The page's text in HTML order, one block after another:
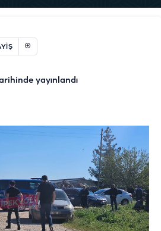
yayınlandı